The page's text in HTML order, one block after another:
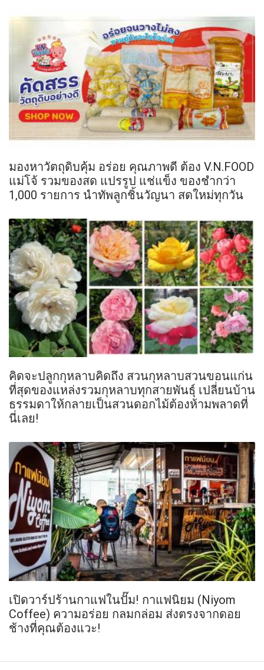
มองหาวัตถุดิบคุ้ม อร่อย คุณภาพดี ต้อง V.N.FOOD
แม่โจ้ รวมของสด แปรรูป แช่แข็ง ของชำกว่า
1,000 รายการ นำทัพลูกชิ้นวัญนา สดใหม่ทุกวัน
คิดจะปลูกกุหลาบคิดถึง สวนกุหลาบสวนขอนแก่น
ที่สุดของแหล่งรวมกุหลาบทุกสายพันธ์ุ เปลี่ยนบ้าน
ธรรมดาให้กลายเป็นสวนดอกไม้ต้องห้ามพลาดที่
นี่เลย!
เปิดวาร์ปร้านกาแฟในปั๊ม! กาแฟนิยม (Niyom
Coffee) ความอร่อย กลมกล่อม ส่งตรงจากดอย
ช้างที่คุณต้องแวะ!